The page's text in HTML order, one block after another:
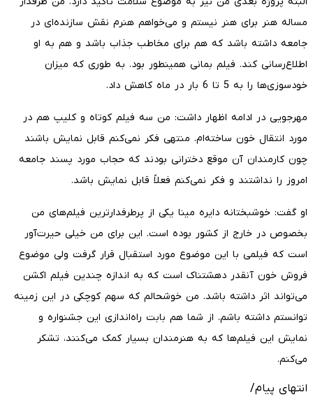
مساله هنر برای هنر نیستم و می‌خواهم هنرم نقش سازنده‌ای در
جامعه داشته باشد که هم برای مخاطب جذاب باشد و هم به او
اطلاع‌رسانی کند. فیلم بمانی همینطور بود. به طوری که میزان
خودسوزی‌ها را به 5 تا 6 بار در ماه کاهش داد.
مهرجویی در ادامه اظهار داشت: من سه فیلم کوتاه و کلیپ هم در
مورد انتقال خون ساخته‌ام. منتهی فکر نمی‌کنم قابل نمایش باشند
چون کارمندان آن موقع دخترانی بودند که حجاب مورد پسند جامعه
امروز را نداشتند و فکر نمی‌کنم فعلاً قابل نمایش باشد.
او گفت: خوشبختانه دایره مینا یکی از پرطرفدارترین فیلم‌های من
بخصوص در خارج از کشور بوده است. این برای من خیلی حیرت‌آور
است که فیلمی با این موضوع مورد استقبال قرار گرفت ولی موضوع
فروش خون آنقدر دهشتناک است که به اندازه چندین فیلم اکشن
می‌تواند اثر داشته باشد. من خوشحالم که سهم کوچکی در این زمینه
توانستم داشته باشم. از شما هم بابت راه‌اندازی این جشنواره و
نمایش این فیلم‌ها که به هنرمندان بسیار کمک می‌کنند، تشکر
می‌کنم.
انتهای پیام/